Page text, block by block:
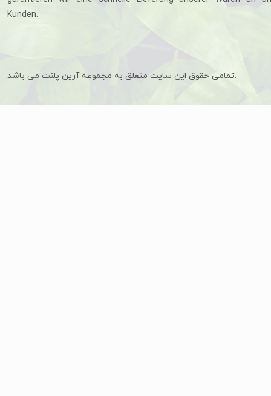
Kunden.
تمامی حقوق این سایت متعلق به مجموعه آرین پلنت می باشد.